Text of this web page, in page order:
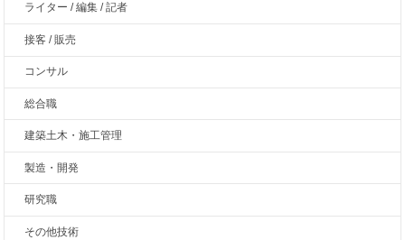
ライター / 編集 / 記者
接客 / 販売
コンサル
総合職
建築土木・施工管理
製造・開発
研究職
その他技術